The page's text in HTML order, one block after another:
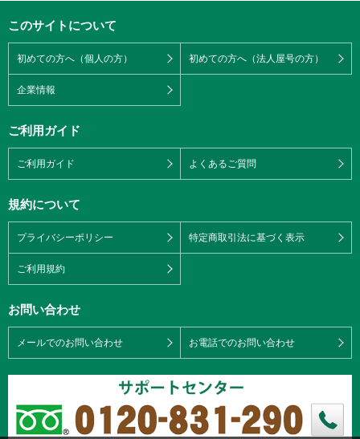
このサイトについて
初めての方へ（個人の方） 初めての方へ（法人屋号の方）
企業情報
ご利用ガイド
ご利用ガイド よくあるご質問
規約について
プライバシーポリシー 特定商取引法に基づく表示
ご利用規約
お問い合わせ
メールでのお問い合わせ お電話でのお問い合わせ